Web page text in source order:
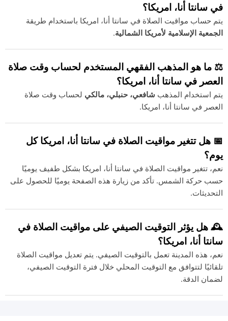
في سانتا أنا، امريكا؟
يتم حساب مواقيت الصلاة في سانتا أنا، امريكا باستخدام طريقة
الجمعية الإسلامية لأمريكا الشمالية.
⚖️ ما هو المذهب الفقهي المستخدم لحساب وقت صلاة
العصر في سانتا أنا، امريكا؟
يتم استخدام المذهب شافعي، حنبلي، مالكي لحساب وقت صلاة
العصر في سانتا أنا، امريكا.
📅 هل تتغير مواقيت الصلاة في سانتا أنا، امريكا كل
يوم؟
نعم، تتغير مواقيت الصلاة في سانتا أنا، امريكا بشكل طفيف يوميًا
حسب حركة الشمس. تأكد من زيارة هذه الصفحة يوميًا للحصول على
التحديثات.
🕰️ هل يؤثر التوقيت الصيفي على مواقيت الصلاة في
سانتا أنا، امريكا؟
نعم، هذه المدينة تعمل بالتوقيت الصيفي. يتم تعديل مواقيت الصلاة
تلقائيًا لتتوافق مع التوقيت المحلي خلال فترة التوقيت الصيفي،
لضمان الدقة.